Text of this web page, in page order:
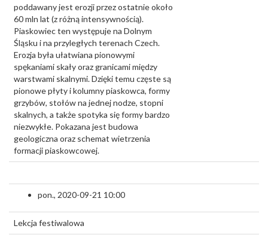
poddawany jest erozji przez ostatnie około
60 mln lat (z różną intensywnością).
Piaskowiec ten występuje na Dolnym
Śląsku i na przyległych terenach Czech.
Erozja była ułatwiana pionowymi
spękaniami skały oraz granicami między
warstwami skalnymi. Dzięki temu częste są
pionowe płyty i kolumny piaskowca, formy
grzybów, stołów na jednej nodze, stopni
skalnych, a także spotyka się formy bardzo
niezwykłe. Pokazana jest budowa
geologiczna oraz schemat wietrzenia
formacji piaskowcowej.
pon., 2020-09-21 10:00
Lekcja festiwalowa